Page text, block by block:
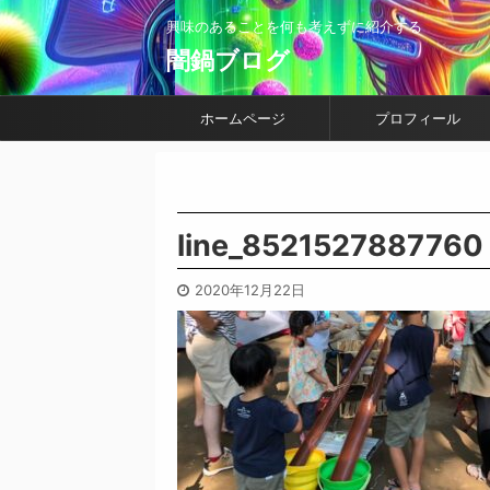
興味のあることを何も考えずに紹介する
闇鍋ブログ
ホームページ プロフィール
line_8521527887760
2020年12月22日